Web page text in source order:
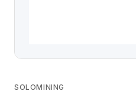
SOLOMINING